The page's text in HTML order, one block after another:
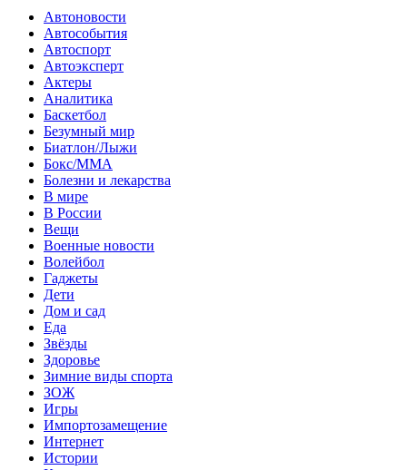
Автоновости
Автособытия
Автоспорт
Автоэксперт
Актеры
Аналитика
Баскетбол
Безумный мир
Биатлон/Лыжи
Бокс/MMA
Болезни и лекарства
В мире
В России
Вещи
Военные новости
Волейбол
Гаджеты
Дети
Дом и сад
Еда
Звёзды
Здоровье
Зимние виды спорта
ЗОЖ
Игры
Импортозамещение
Интернет
Истории